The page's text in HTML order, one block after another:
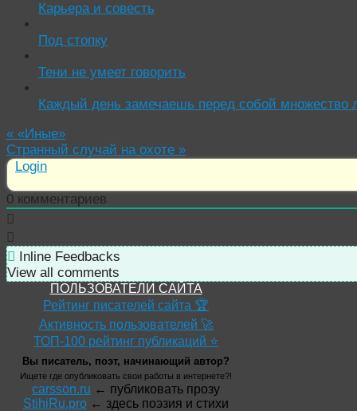
Карьера и совесть
Под стопку
Тени не умеет говорить
Каждый день замечаешь перед собой
« «Иные»
Странный случай на охоте »
Login
0 комментариев
Inline Feedbacks
View all comments
ПОЛЬЗОВАТЕЛИ САЙТА
Рейтинг писателей сайта 🏆
Активность пользователей 🚀
ТОП-100 рейтинг публикаций ⭐
Вы писатель, поэт, начинающий автор?
Ищете где опубликовать свои работы в интернете?!
carsson.ru ← публиковать прозу
StihiRu.pro ← здесь поэзия и стихи